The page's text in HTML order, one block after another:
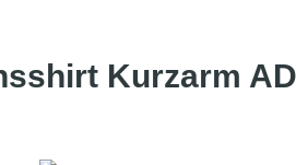
Kurzarm